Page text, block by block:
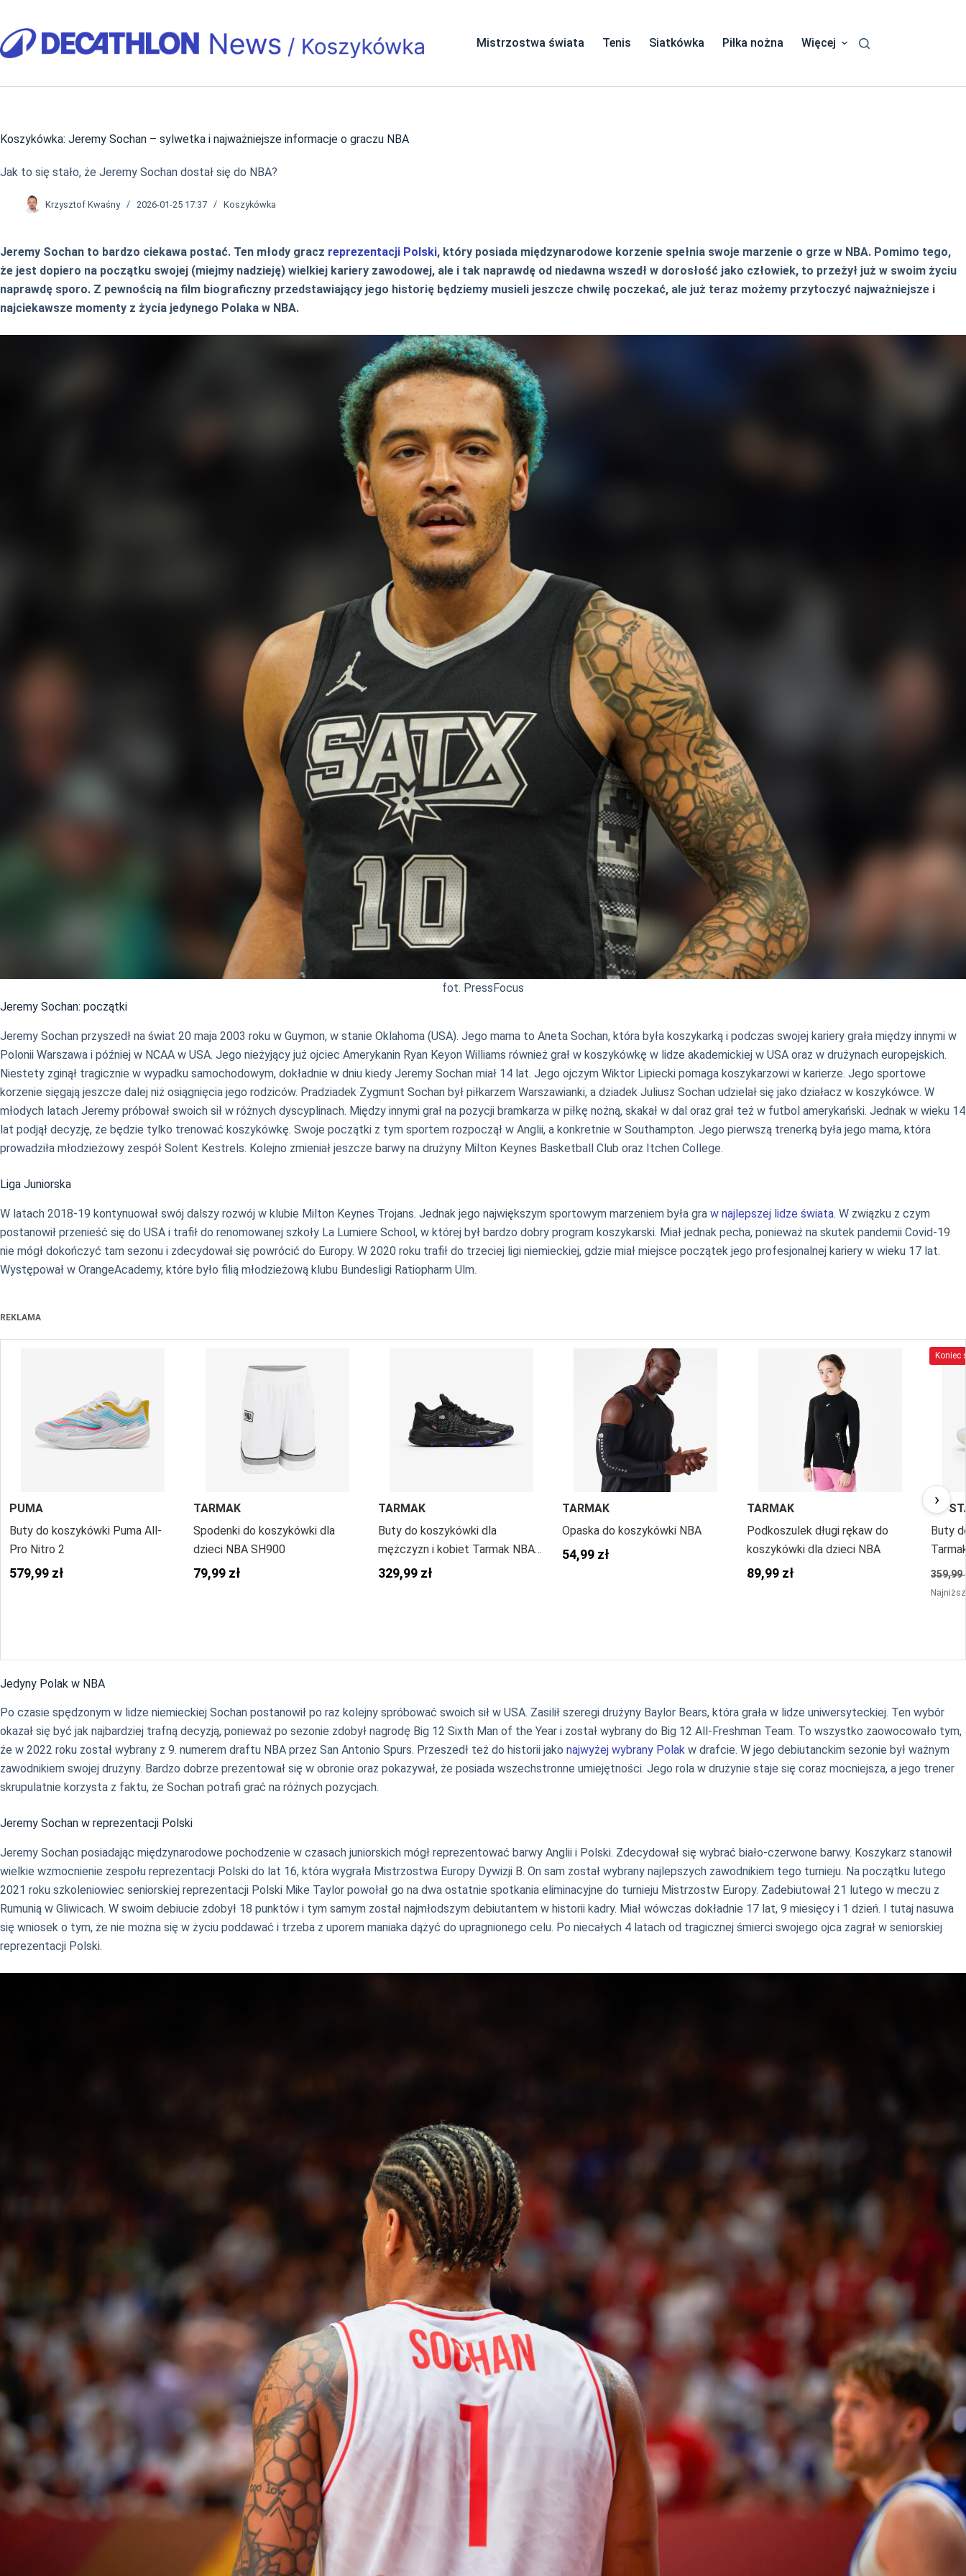
treści
Mistrzostwa świata Tenis Siatkówka Piłka nożna Więcej
Koszykówka: Jeremy Sochan – sylwetka i najważniejsze informacje o graczu NBA
Jak to się stało, że Jeremy Sochan dostał się do NBA?
Krzysztof Kwaśny 2026-01-25 17:37 Koszykówka
Jeremy Sochan to bardzo ciekawa postać. Ten młody gracz reprezentacji Polski, który posiada międzynarodowe korzenie spełnia swoje marzenie o grze w NBA. Pomimo tego,
że jest dopiero na początku swojej (miejmy nadzieję) wielkiej kariery zawodowej, ale i tak naprawdę od niedawna wszedł w dorosłość jako człowiek, to przeżył już w swoim życiu
naprawdę sporo. Z pewnością na film biograficzny przedstawiający jego historię będziemy musieli jeszcze chwilę poczekać, ale już teraz możemy przytoczyć najważniejsze i
najciekawsze momenty z życia jedynego Polaka w NBA.
fot. PressFocus
Jeremy Sochan: początki
Jeremy Sochan przyszedł na świat 20 maja 2003 roku w Guymon, w stanie Oklahoma (USA). Jego mama to Aneta Sochan, która była koszykarką i podczas swojej kariery grała między innymi w
Polonii Warszawa i później w NCAA w USA. Jego nieżyjący już ojciec Amerykanin Ryan Keyon Williams również grał w koszykówkę w lidze akademickiej w USA oraz w drużynach europejskich.
Niestety zginął tragicznie w wypadku samochodowym, dokładnie w dniu kiedy Jeremy Sochan miał 14 lat. Jego ojczym Wiktor Lipiecki pomaga koszykarzowi w karierze. Jego sportowe
korzenie sięgają jeszcze dalej niż osiągnięcia jego rodziców. Pradziadek Zygmunt Sochan był piłkarzem Warszawianki, a dziadek Juliusz Sochan udzielał się jako działacz w koszykówce. W
młodych latach Jeremy próbował swoich sił w różnych dyscyplinach. Między innymi grał na pozycji bramkarza w piłkę nożną, skakał w dal oraz grał też w futbol amerykański. Jednak w wieku 14
lat podjął decyzję, że będzie tylko trenować koszykówkę. Swoje początki z tym sportem rozpoczął w Anglii, a konkretnie w Southampton. Jego pierwszą trenerką była jego mama, która
prowadziła młodzieżowy zespół Solent Kestrels. Kolejno zmieniał jeszcze barwy na drużyny Milton Keynes Basketball Club oraz Itchen College.
Liga Juniorska
W latach 2018-19 kontynuował swój dalszy rozwój w klubie Milton Keynes Trojans. Jednak jego największym sportowym marzeniem była gra w najlepszej lidze świata. W związku z czym
postanowił przenieść się do USA i trafił do renomowanej szkoły La Lumiere School, w której był bardzo dobry program koszykarski. Miał jednak pecha, ponieważ na skutek pandemii Covid-19
nie mógł dokończyć tam sezonu i zdecydował się powrócić do Europy. W 2020 roku trafił do trzeciej ligi niemieckiej, gdzie miał miejsce początek jego profesjonalnej kariery w wieku 17 lat.
Występował w OrangeAcademy, które było filią młodzieżową klubu Bundesligi Ratiopharm Ulm.
REKLAMA
PUMA
Buty do koszykówki Puma All-
Pro Nitro 2
579,99 zł
TARMAK
Spodenki do koszykówki dla
dzieci NBA SH900
79,99 zł
TARMAK
Buty do koszykówki dla
mężczyzn i kobiet Tarmak NBA
Lakers Fast 900 Low-1
329,99 zł
TARMAK
Opaska do koszykówki NBA
54,99 zł
TARMAK
Podkoszulek długi rękaw do
koszykówki dla dzieci NBA
89,99 zł
Koniec
Buty
359,99
›
Jedyny Polak w NBA
Po czasie spędzonym w lidze niemieckiej Sochan postanowił po raz kolejny spróbować swoich sił w USA. Zasilił szeregi drużyny Baylor Bears, która grała w lidze uniwersyteckiej. Ten wybór
okazał się być jak najbardziej trafną decyzją, ponieważ po sezonie zdobył nagrodę Big 12 Sixth Man of the Year i został wybrany do Big 12 All-Freshman Team. To wszystko zaowocowało tym,
że w 2022 roku został wybrany z 9. numerem draftu NBA przez San Antonio Spurs. Przeszedł też do historii jako najwyżej wybrany Polak w drafcie. W jego debiutanckim sezonie był ważnym
zawodnikiem swojej drużyny. Bardzo dobrze prezentował się w obronie oraz pokazywał, że posiada wszechstronne umiejętności. Jego rola w drużynie staje się coraz mocniejsza, a jego trener
skrupulatnie korzysta z faktu, że Sochan potrafi grać na różnych pozycjach.
Jeremy Sochan w reprezentacji Polski
Jeremy Sochan posiadając międzynarodowe pochodzenie w czasach juniorskich mógł reprezentować barwy Anglii i Polski. Zdecydował się wybrać biało-czerwone barwy. Koszykarz stanowił
wielkie wzmocnienie zespołu reprezentacji Polski do lat 16, która wygrała Mistrzostwa Europy Dywizji B. On sam został wybrany najlepszych zawodnikiem tego turnieju. Na początku lutego
2021 roku szkoleniowiec seniorskiej reprezentacji Polski Mike Taylor powołał go na dwa ostatnie spotkania eliminacyjne do turnieju Mistrzostw Europy. Zadebiutował 21 lutego w meczu z
Rumunią w Gliwicach. W swoim debiucie zdobył 18 punktów i tym samym został najmłodszym debiutantem w historii kadry. Miał wówczas dokładnie 17 lat, 9 miesięcy i 1 dzień. I tutaj nasuwa
się wniosek o tym, że nie można się w życiu poddawać i trzeba z uporem maniaka dążyć do upragnionego celu. Po niecałych 4 latach od tragicznej śmierci swojego ojca zagrał w seniorskiej
reprezentacji Polski.